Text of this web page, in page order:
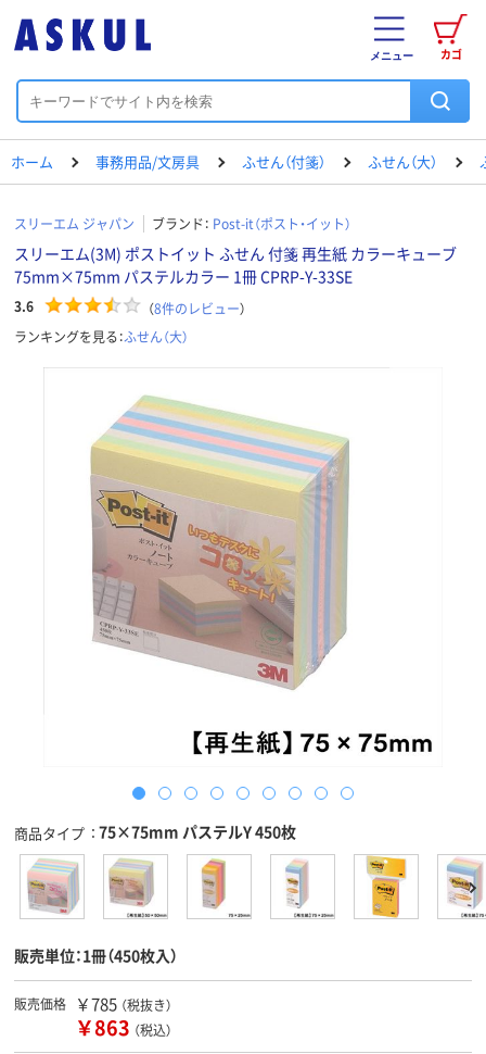
カゴ
メニュー
ホーム 事務用品/文房具 ふせん（付箋） ふせん（大）
スリーエム ジャパン ブランド： Post-it（ポスト・イット）
スリーエム(3M) ポストイット ふせん 付箋 再生紙 カラーキューブ
75mm×75mm パステルカラー 1冊 CPRP-Y-33SE
3.6 （8件のレビュー）
ランキングを見る：ふせん（大）
商品タイプ 75×75mm パステルY 450枚
販売単位：1冊（450枚入）
販売価格 ￥785 （税抜き）
￥863 （税込）